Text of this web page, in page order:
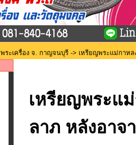
พระเครื่อง จ. กาญจนบุรี -> เหรียญพระแม่กาห
เหรียญพระแ
ลาภ หลังอาจ